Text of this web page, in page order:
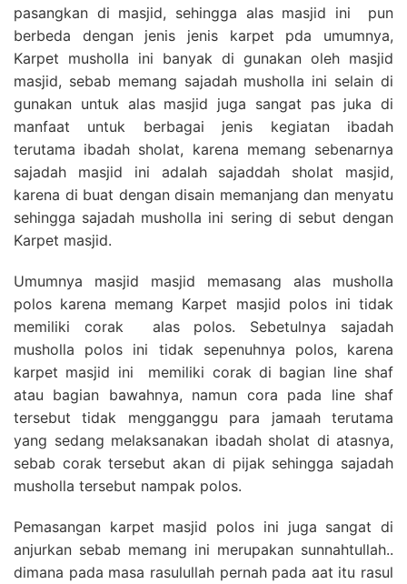
pasangkan di masjid, sehingga alas masjid ini pun
berbeda dengan jenis jenis karpet pda umumnya,
Karpet musholla ini banyak di gunakan oleh masjid
masjid, sebab memang sajadah musholla ini selain di
gunakan untuk alas masjid juga sangat pas juka di
manfaat untuk berbagai jenis kegiatan ibadah
terutama ibadah sholat, karena memang sebenarnya
sajadah masjid ini adalah sajaddah sholat masjid,
karena di buat dengan disain memanjang dan menyatu
sehingga sajadah musholla ini sering di sebut dengan
Karpet masjid.
Umumnya masjid masjid memasang alas musholla
polos karena memang Karpet masjid polos ini tidak
memiliki corak alas polos. Sebetulnya sajadah
musholla polos ini tidak sepenuhnya polos, karena
karpet masjid ini memiliki corak di bagian line shaf
atau bagian bawahnya, namun cora pada line shaf
tersebut tidak mengganggu para jamaah terutama
yang sedang melaksanakan ibadah sholat di atasnya,
sebab corak tersebut akan di pijak sehingga sajadah
musholla tersebut nampak polos.
Pemasangan karpet masjid polos ini juga sangat di
anjurkan sebab memang ini merupakan sunnahtullah..
dimana pada masa rasulullah pernah pada aat itu rasul